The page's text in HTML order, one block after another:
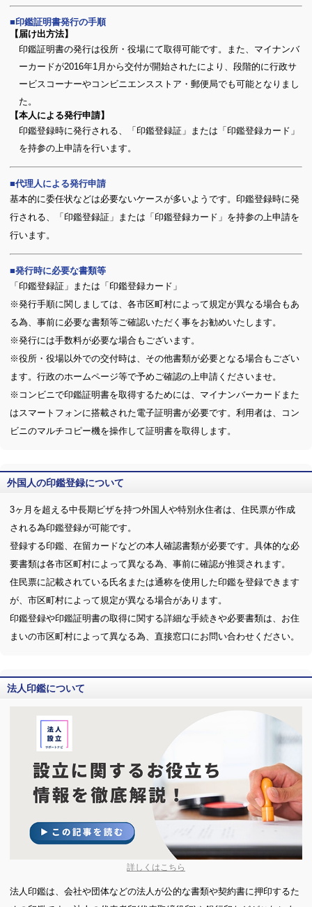
印鑑証明書発行の手順
【届け出方法】
印鑑証明書の発行は役所・役場にて取得可能です。また、マイナンバ
ーカードが2016年1月から交付が開始されたにより、段階的に行政サ
ービスコーナーやコンビニエンスストア・郵便局でも可能となりまし
た。
【本人による発行申請】
印鑑登録時に発行される、「印鑑登録証」または「印鑑登録カード」
を持参の上申請を行います。
代理人による発行申請
基本的に委任状などは必要ないケースが多いようです。印鑑登録時に発
行される、「印鑑登録証」または「印鑑登録カード」を持参の上申請を
行います。
発行時に必要な書類等
「印鑑登録証」または「印鑑登録カード」
※発行手順に関しましては、各市区町村によって規定が異なる場合もあ
る為、事前に必要な書類等ご確認いただく事をお勧めいたします。
※発行には手数料が必要な場合もございます。
※役所・役場以外での交付時は、その他書類が必要となる場合もござい
ます。行政のホームページ等で予めご確認の上申請くださいませ。
※コンビニで印鑑証明書を取得するためには、マイナンバーカードまた
はスマートフォンに搭載された電子証明書が必要です。利用者は、コン
ビニのマルチコピー機を操作して証明書を取得します。
外国人の印鑑登録について
3ヶ月を超える中長期ビザを持つ外国人や特別永住者は、住民票が作成
される為印鑑登録が可能です。
登録する印鑑、在留カードなどの本人確認書類が必要です。具体的な必
要書類は各市区町村によって異なる為、事前に確認が推奨されます。
住民票に記載されている氏名または通称を使用した印鑑を登録できます
が、市区町村によって規定が異なる場合があります。
印鑑登録や印鑑証明書の取得に関する詳細な手続きや必要書類は、お住
まいの市区町村によって異なる為、直接窓口にお問い合わせください。
法人印鑑について
詳しくはこちら
法人印鑑は、会社や団体などの法人が公的な書類や契約書に押印するた